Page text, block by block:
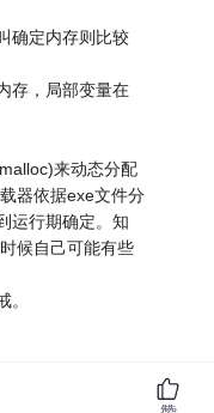
确定内存则比较
存，局部变量在
来动态分配
器依据exe文件分
运行期确定。知
候自己可能有些
。